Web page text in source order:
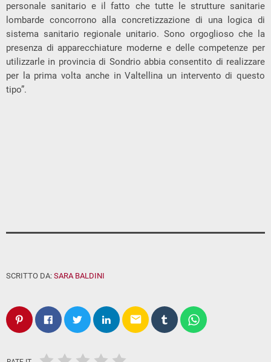
personale sanitario e il fatto che tutte le strutture sanitarie
lombarde concorrono alla concretizzazione di una logica di
sistema sanitario regionale unitario. Sono orgoglioso che la
presenza di apparecchiature moderne e delle competenze per
utilizzarle in provincia di Sondrio abbia consentito di realizzare
per la prima volta anche in Valtellina un intervento di questo
tipo”.
SCRITTO DA: SARA BALDINI
email